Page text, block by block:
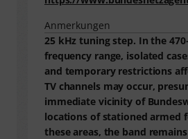
Anmerkungen
25 kHz tuning step. In the
frequency range, isolated
and temporary restrictions
TV channels may occur,
immediate vicinity of
locations of stationed armed
these areas, the band